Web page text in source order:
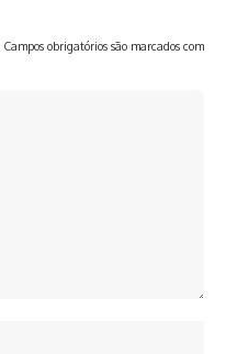
Campos obrigatórios são marcados com